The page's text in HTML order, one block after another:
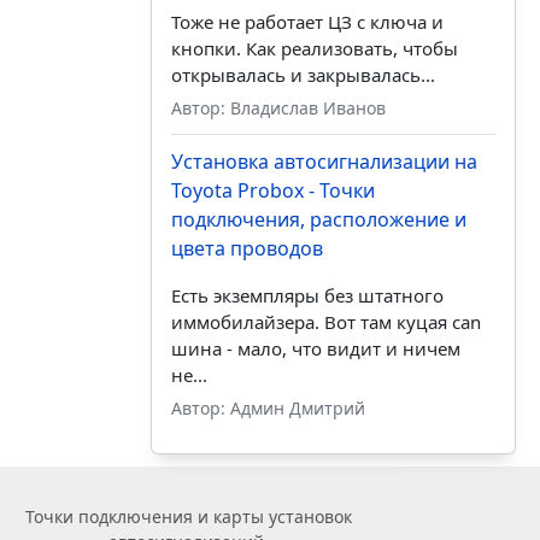
Тоже не работает ЦЗ с ключа и
кнопки. Как реализовать, чтобы
открывалась и закрывалась...
Автор: Владислав Иванов
Установка автосигнализации на
Toyota Probox - Точки
подключения, расположение и
цвета проводов
Есть экземпляры без штатного
иммобилайзера. Вот там куцая can
шина - мало, что видит и ничем
не...
Автор: Админ Дмитрий
Точки подключения и карты установок